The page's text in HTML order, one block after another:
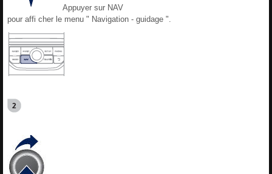
Appuyer sur NAV
pour affi cher le menu " Navigation - guidage ".